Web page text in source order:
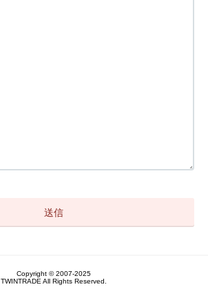
Copyright © 2007-2025
TWINTRADE All Rights Reserved.